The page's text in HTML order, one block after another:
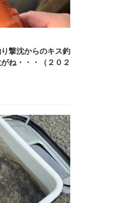
り撃沈からのキス釣
ね・・・（２０２